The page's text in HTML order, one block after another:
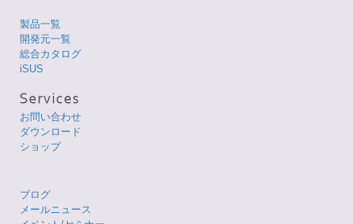
製品一覧
開発元一覧
総合カタログ
iSUS
お問い合わせ
ダウンロード
ショップ
ブログ
メールニュース